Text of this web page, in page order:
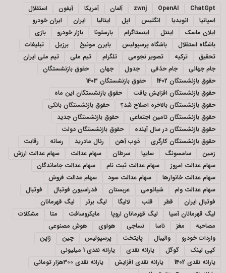
ChatGpt
OpenAI
zwnj آلمان آمریکا آیفون
استقلال
اسپانیا
انویدیا انگلیس اپل ایتالیا ایران
ایران خودرو
ایلان ماسک
اینتل اینستاگرام بارسلونا بازار خودرو
بازی
باشگاه استقلال
باشگاه پرسپولیس بایرن مونیخ برزیل
تبلیغات
تحقیق
ترکیه تصویر نجومی تلگرام تیم ملی
تیم ملی ایران
جام جهانی
جام حذفی جدول جهان
حقوق بازنشستگان
حقوق بازنشستگان 1402
حقوق بازنشستگان 1403
حقوق بازنشستگان افزایش یافت
حقوق بازنشستگان این ماه
حقوق بازنشستگان بالاخره اصلاح شد؟
حقوق بازنشستگان بانکی
حقوق بازنشستگان تامین اجتماعی
حقوق بازنشستگان جدید
حقوق بازنشستگان در سال آینده
حقوق بازنشستگان دولت
حقوق بازنشستگان کارگری
ذوب آهن رئال مادرید رسانه
رقابت
زمین
سامسونگ سایپا سرطان سهام عدالت
سهام عدالت ارزش
سهام عدالت امروز
سهام عدالت ثبت نام
سهام عدالت جاماندگان
سهام عدالت خانوارها
سهام عدالت سود
سهام عدالت فروش
سهام عدالت وام
شیائومی عربستان فدراسیون فوتبال
فوتبال
فوتبال ایران
قطر قلب لالیگا لیگ برتر
لیگ قهرمانان
لیگ قهرمانان آسیا
لیگ قهرمانان اروپا مایکروسافت متا
مشکلات
مصاحبه
مغز ناسا نساجی هواوی
هوش مصنوعی
واردات خودرو
والیبال پایتخت پرسپولیس چین
ژاپن
کپی لینک
گوگل یارانه نقدی
یارانه نقدی 1 میلیونی
یارانه نقدی 1402
یارانه نقدی افزایش
یارانه نقدی ۳۰۰هزار تومانی